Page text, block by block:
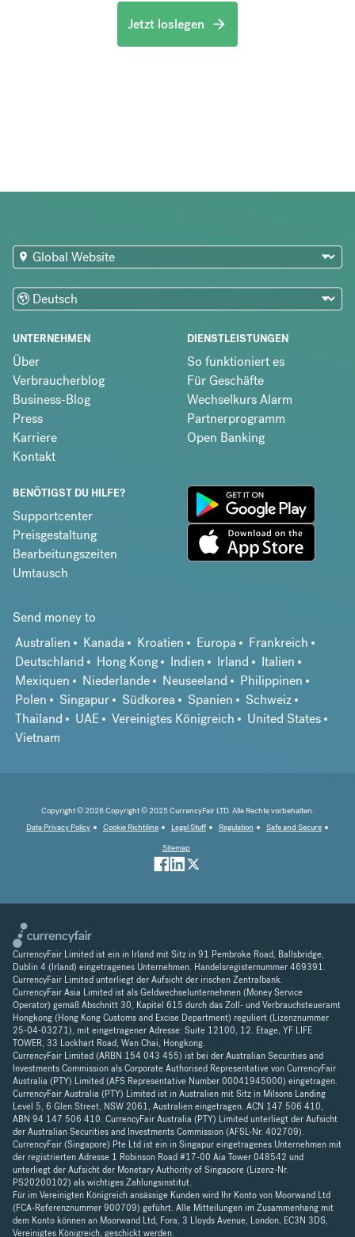
Jetzt loslegen
UNTERNEHMEN
Über
Verbraucherblog
Business-Blog
Press
Karriere
Kontakt
DIENSTLEISTUNGEN
So funktioniert es
Für Geschäfte
Wechselkurs Alarm
Partnerprogramm
Open Banking
BENÖTIGST DU HILFE?
Supportcenter
Preisgestaltung
Bearbeitungszeiten
Umtausch
Send money to
Australien
Kanada Kroatien Europa
Frankreich
Deutschland
Hong Kong Indien Irland
Italien
Mexiquen
Niederlande Neuseeland
Philippinen
Polen
Singapur Südkorea Spanien
Schweiz
Thailand
UAE Vereinigtes Königreich
United States
Vietnam
Copyright © 2026 Copyright © 2025 CurrencyFair LTD. Alle Rechte vorbehalten.
Data Privacy Policy
Cookie Richtiline Legal Stuff Regulation
Safe and Secure
Sitemap
CurrencyFair Limited ist ein in Irland mit Sitz in 91 Pembroke Road, Ballsbridge,
Dublin 4 (Irland) eingetragenes Unternehmen. Handelsregisternummer 469391.
CurrencyFair Limited unterliegt der Aufsicht der irischen Zentralbank.
CurrencyFair Asia Limited ist als Geldwechselunternehmen (Money Service
Operator) gemäß Abschnitt 30, Kapitel 615 durch das Zoll- und Verbrauchsteueramt
Hongkong (Hong Kong Customs and Excise Department) reguliert (Lizenznummer
25-04-03271), mit eingetragener Adresse: Suite 12100, 12. Etage, YF LIFE
TOWER, 33 Lockhart Road, Wan Chai, Hongkong.
CurrencyFair Limited (ARBN 154 043 455) ist bei der Australian Securities and
Investments Commission als Corporate Authorised Representative von CurrencyFair
Australia (PTY) Limited (AFS Representative Number 00041945000) eingetragen.
CurrencyFair Australia (PTY) Limited ist in Australien mit Sitz in Milsons Landing
Level 5, 6 Glen Street, NSW 2061, Australien eingetragen. ACN 147 506 410,
ABN 94 147 506 410. CurrencyFair Australia (PTY) Limited unterliegt der Aufsicht
der Australian Securities and Investments Commission (AFSL-Nr. 402709).
CurrencyFair (Singapore) Pte Ltd ist ein in Singapur eingetragenes Unternehmen mit
der registrierten Adresse 1 Robinson Road #17-00 Aia Tower 048542 und
unterliegt der Aufsicht der Monetary Authority of Singapore (Lizenz-Nr.
PS20200102) als wichtiges Zahlungsinstitut.
Für im Vereinigten Königreich ansässige Kunden wird Ihr Konto von Moorwand Ltd
(FCA-Referenznummer 900709) geführt. Alle Mitteilungen im Zusammenhang mit
dem Konto können an Moorwand Ltd, Fora, 3 Lloyds Avenue, London, EC3N 3DS,
Vereinigtes Königreich, geschickt werden.